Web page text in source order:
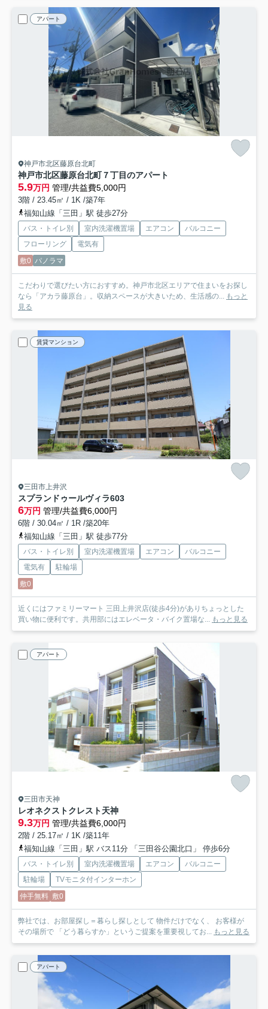
アパート
神戸市北区藤原台北町
神戸市北区藤原台北町７丁目のアパート
5.9万円 管理/共益費5,000円
3階 / 23.45㎡ / 1K /築7年
福知山線「三田」駅 徒歩27分
バス・トイレ別 室内洗濯機置場 エアコン
バルコニー
フローリング
電気有
敷0 パノラマ
こだわりで選びたい方におすすめ。神戸市北区エリアで住まいをお探し
なら「アカラ藤原台」。収納スペースが大きいため、生活感の... もっと
見る
賃貸マンション
三田市上井沢
スプランドゥールヴィラ603
6万円 管理/共益費6,000円
6階 / 30.04㎡ / 1R /築20年
福知山線「三田」駅 徒歩77分
バス・トイレ別 室内洗濯機置場 エアコン
バルコニー
電気有
駐輪場
敷0
近くにはファミリーマート 三田上井沢店(徒歩4分)がありちょっとした
買い物に便利です。共用部にはエレベータ・バイク置場な... もっと見る
アパート
三田市天神
レオネクストクレスト天神
9.3万円 管理/共益費6,000円
2階 / 25.17㎡ / 1K /築11年
福知山線「三田」駅 バス11分 「三田谷公園北口」 停歩6分
バス・トイレ別 室内洗濯機置場 エアコン
バルコニー
駐輪場
TVモニタ付インターホン
仲手無料 敷0
弊社では、お部屋探し＝暮らし探しとして 物件だけでなく、 お客様が
その場所で 「どう暮らすか」というご提案を重要視してお... もっと見る
アパート